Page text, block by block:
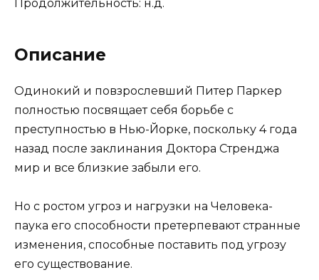
Продолжительность: н.д.
Описание
Одинокий и повзрослевший Питер Паркер
полностью посвящает себя борьбе с
преступностью в Нью-Йорке, поскольку 4 года
назад после заклинания Доктора Стренджа
мир и все близкие забыли его.
Но с ростом угроз и нагрузки на Человека-
паука его способности претерпевают странные
изменения, способные поставить под угрозу
его существование.